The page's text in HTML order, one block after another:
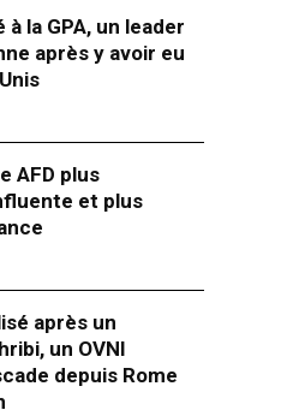
la GPA, un leader
après y avoir eu
AFD plus
et plus
après un
un OVNI
depuis Rome